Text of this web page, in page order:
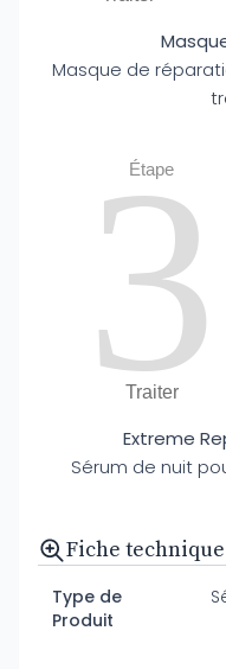
Masque de
Étape
3
Traiter
Extreme
Sérum de nuit
Fiche technique
Type de
Produit